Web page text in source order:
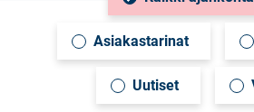
Tämän
Asiakastarinat
Uutiset